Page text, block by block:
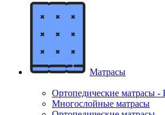
Матрасы
Ортопедические матрасы -
Многослойные матрасы